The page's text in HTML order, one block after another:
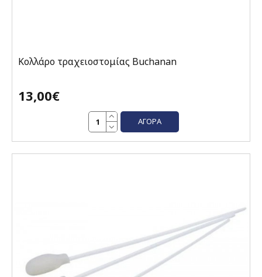
Κολλάρο τραχειοστομίας Buchanan
13,00€
ΑΓΟΡΆ